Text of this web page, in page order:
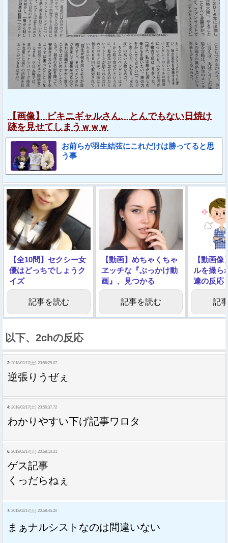
【画像】 ビキニギャルさん、とんでもない日焼け
跡を見せてしまうｗｗｗ
お前らが羽生結弦にこれだけは勝ってると思
う事
【全10問】セクシー女
優はどっちでしょうク
イズ
記事を読む
【動画】めちゃくちゃ
ヱッチな『ぶっかけ動
画』、見つかる
記事を読む
【動画
ルを撮ら
達の反応
記
以下、2chの反応
3: 2018/02/17(土) 20:56:25.07
逆張りうぜぇ
4: 2018/02/17(土) 20:56:37.72
わかりやすい下げ記事ワロタ
6: 2018/02/17(土) 20:58:10.21
ゲス記事
くっだらねぇ
7: 2018/02/17(土) 20:58:45.20
まぁナルシストなのは間違いない